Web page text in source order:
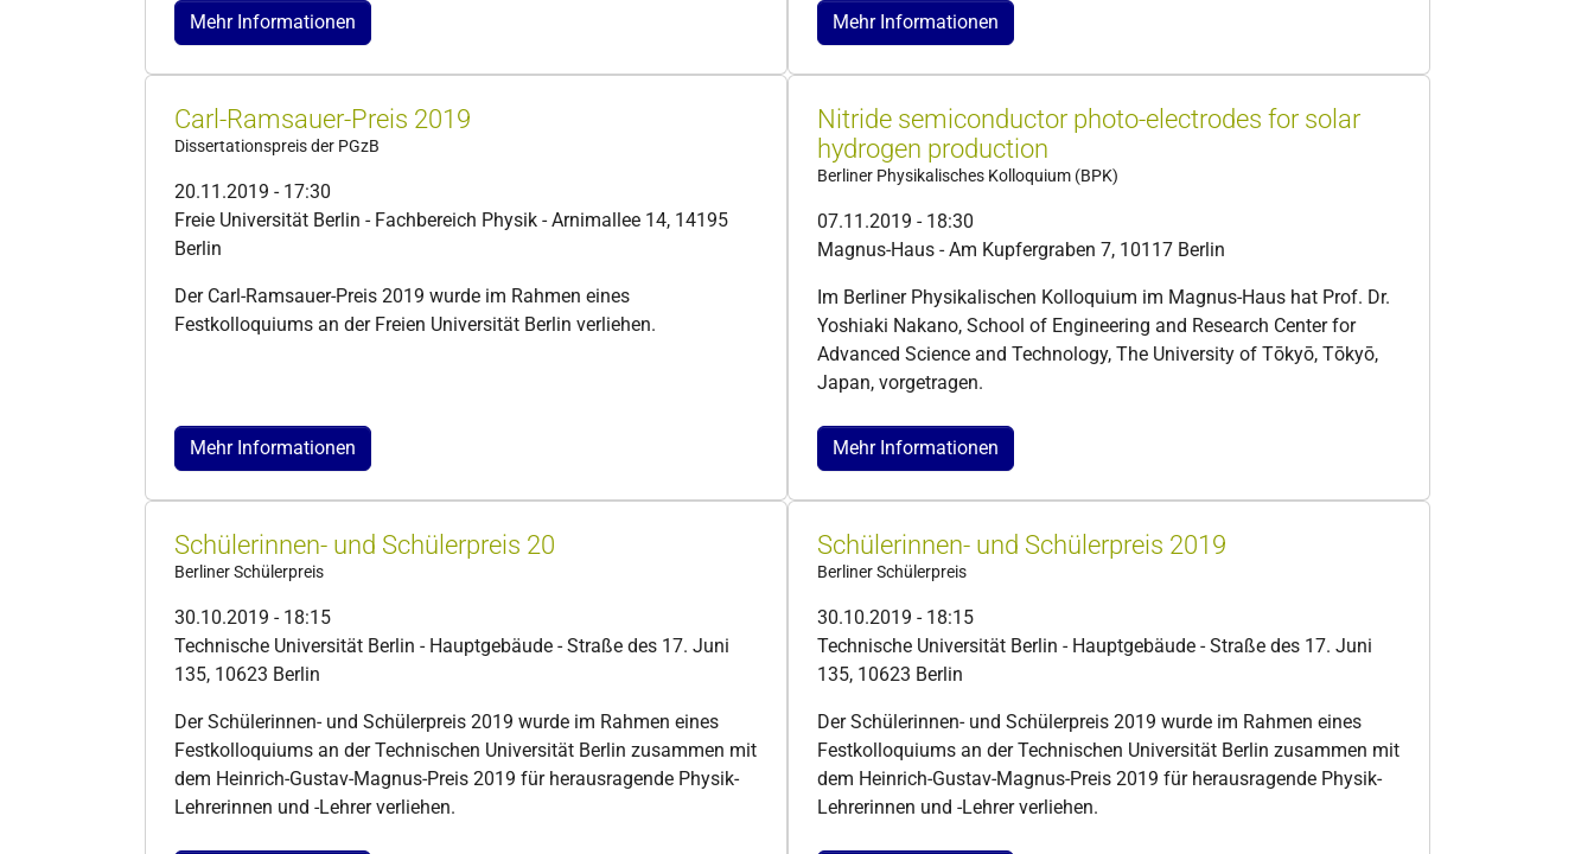
Mehr Informationen Mehr Informationen
Carl-Ramsauer-Preis 2019
Dissertationspreis der PGzB
20.11.2019 - 17:30
Freie Universität Berlin - Fachbereich Physik - Arnimallee 14, 14195
Berlin
Der Carl-Ramsauer-Preis 2019 wurde im Rahmen eines
Festkolloquiums an der Freien Universität Berlin verliehen.
Mehr Informationen
Nitride semiconductor photo-electrodes for solar
hydrogen production
Berliner Physikalisches Kolloquium (BPK)
07.11.2019 - 18:30
Magnus-Haus - Am Kupfergraben 7, 10117 Berlin
Im Berliner Physikalischen Kolloquium im Magnus-Haus hat Prof. Dr.
Yoshiaki Nakano, School of Engineering and Research Center for
Advanced Science and Technology, The University of Tōkyō, Tōkyō,
Japan, vorgetragen.
Mehr Informationen
Schülerinnen- und Schülerpreis 20
Berliner Schülerpreis
30.10.2019 - 18:15
Technische Universität Berlin - Hauptgebäude - Straße des 17. Juni
135, 10623 Berlin
Der Schülerinnen- und Schülerpreis 2019 wurde im Rahmen eines
Festkolloquiums an der Technischen Universität Berlin zusammen mit
dem Heinrich-Gustav-Magnus-Preis 2019 für herausragende Physik-
Lehrerinnen und -Lehrer verliehen.
Schülerinnen- und Schülerpreis 2019
Berliner Schülerpreis
30.10.2019 - 18:15
Technische Universität Berlin - Hauptgebäude - Straße des 17. Juni
135, 10623 Berlin
Der Schülerinnen- und Schülerpreis 2019 wurde im Rahmen eines
Festkolloquiums an der Technischen Universität Berlin zusammen mit
dem Heinrich-Gustav-Magnus-Preis 2019 für herausragende Physik-
Lehrerinnen und -Lehrer verliehen.